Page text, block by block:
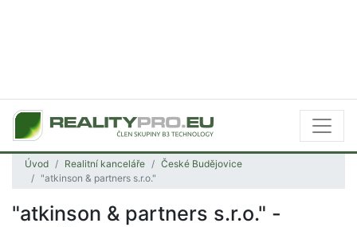
Úvod Realitní kanceláře
České Budějovice
"atkinson & partners s.r.o."
"atkinson & partners s.r.o." -